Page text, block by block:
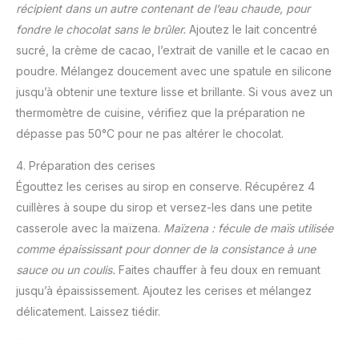
récipient dans un autre contenant de l’eau chaude, pour
fondre le chocolat sans le brûler. Ajoutez le lait concentré
sucré, la crème de cacao, l’extrait de vanille et le cacao en
poudre. Mélangez doucement avec une spatule en silicone
jusqu’à obtenir une texture lisse et brillante. Si vous avez un
thermomètre de cuisine, vérifiez que la préparation ne
dépasse pas 50°C pour ne pas altérer le chocolat.
4. Préparation des cerises
Égouttez les cerises au sirop en conserve. Récupérez 4
cuillères à soupe du sirop et versez-les dans une petite
casserole avec la maïzena. Maïzena : fécule de maïs utilisée
comme épaississant pour donner de la consistance à une
sauce ou un coulis. Faites chauffer à feu doux en remuant
jusqu’à épaississement. Ajoutez les cerises et mélangez
délicatement. Laissez tiédir.